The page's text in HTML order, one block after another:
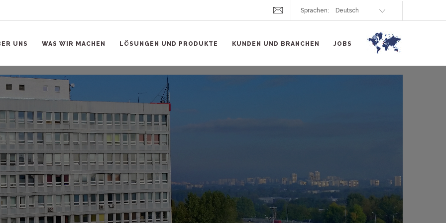
Sprachen:
UNS WAS WIR MACHEN LÖSUNGEN UND PRODUKTE KUNDEN UND BRANCHEN JOBS